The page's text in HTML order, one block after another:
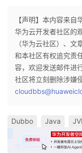
【声明】本内容来
华为云开发者社区的
（华为云社区）、
和本社区有权追究责
容，欢迎发送邮件进
社区将立刻删除涉嫌
Dubbo Java